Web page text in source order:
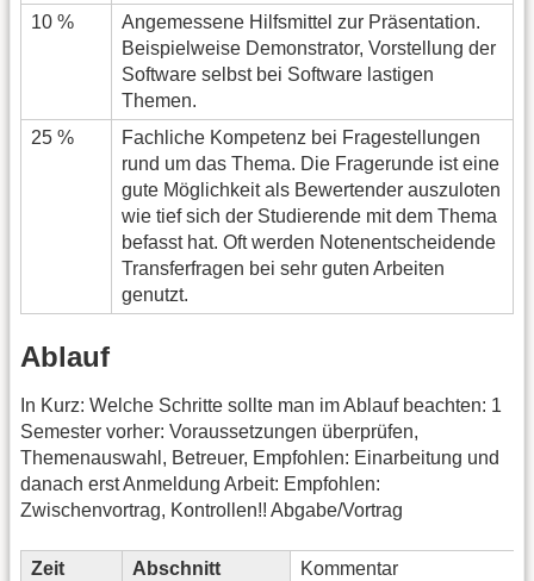
10 %
Angemessene Hilfsmittel zur Präsentation.
Beispielweise Demonstrator, Vorstellung der
Software selbst bei Software lastigen
Themen.
25 %
Fachliche Kompetenz bei Fragestellungen
rund um das Thema. Die Fragerunde ist eine
gute Möglichkeit als Bewertender auszuloten
wie tief sich der Studierende mit dem Thema
befasst hat. Oft werden Notenentscheidende
Transferfragen bei sehr guten Arbeiten
genutzt.
Ablauf
In Kurz: Welche Schritte sollte man im Ablauf beachten: 1
Semester vorher: Voraussetzungen überprüfen,
Themenauswahl, Betreuer, Empfohlen: Einarbeitung und
danach erst Anmeldung Arbeit: Empfohlen:
Zwischenvortrag, Kontrollen!! Abgabe/Vortrag
Zeit Abschnitt Kommentar